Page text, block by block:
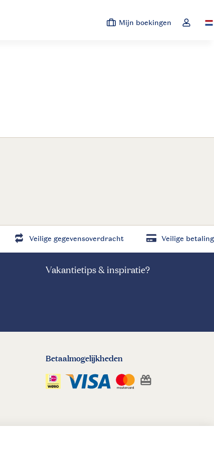
Mijn boekingen Open
Veilige gegevensoverdracht Veilige betaling
Vakantietips & inspiratie?
Betaalmogelijkheden